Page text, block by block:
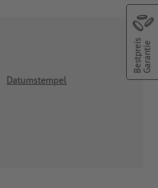
Datumstempel
BestpreisGarantie